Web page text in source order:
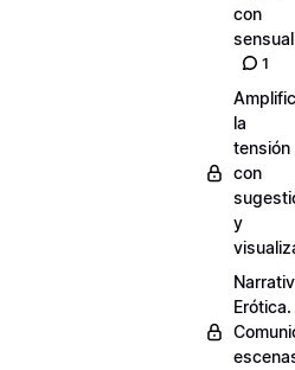
con
1
la
tensión
con
y
Erótica.